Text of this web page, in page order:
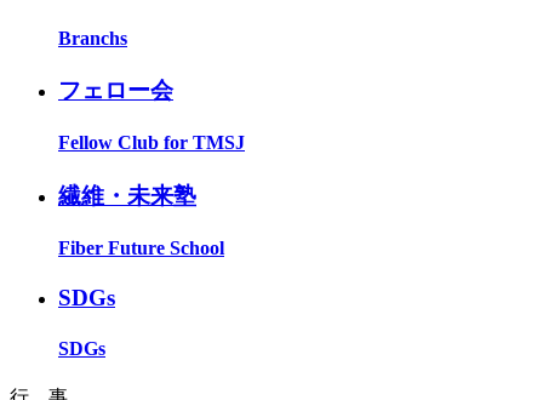
Branchs
フェロー会
Fellow Club for TMSJ
繊維・未来塾
Fiber Future School
SDGs
SDGs